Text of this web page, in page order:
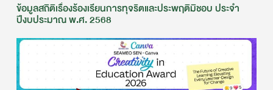
ข้อมูลสถิติเรื่องร้องเรียนการทุจริตและประพฤติมิชอบ ประจำ
ปีงบประมาณ พ.ศ. 2568